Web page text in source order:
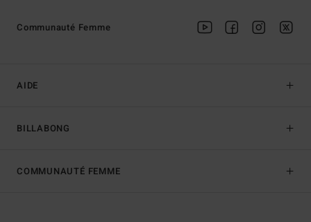
AIDE
BILLABONG
Communauté Femme
COMMUNAUTÉ FEMME